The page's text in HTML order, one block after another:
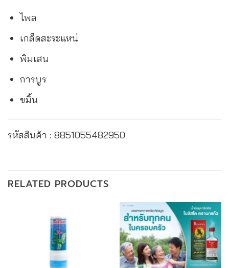
ไพล
เกล็ดสะระแหน่
พิมเสน
การบูร
ขมิ้น
รหัสสินค้า : 8851055482950
RELATED PRODUCTS